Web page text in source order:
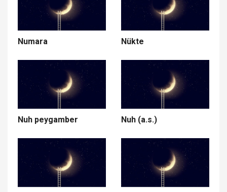
Numara Nükte
Nuh peygamber Nuh (a.s.)